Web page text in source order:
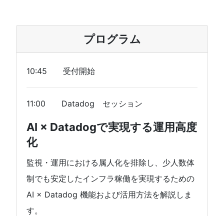
プログラム
10:45 受付開始
11:00 Datadog セッション
AI × Datadogで実現する運用高度
化
監視・運用における属人化を排除し、少人数体
制でも安定したインフラ稼働を実現するための
AI × Datadog 機能および活用方法を解説しま
す。